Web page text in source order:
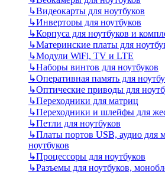
↳Видеокарты для ноутбуков
↳Инверторы для ноутбуков
↳Корпуса для ноутбуков и
↳Материнские платы для
↳Модули WiFi, TV и LTE
↳Наборы винтов для ноутбуков
↳Оперативная память для
↳Оптические приводы для
↳Переходники для матриц
↳Переходники и шлейфы для
↳Петли для ноутбуков
↳Платы портов USB, аудио для
ноутбуков
↳Процессоры для ноутбуков
↳Разъемы для ноутбуков,